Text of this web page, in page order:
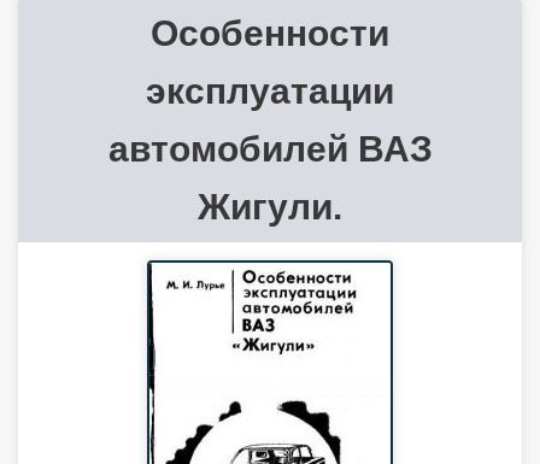
Особенности
эксплуатации
автомобилей ВАЗ
Жигули.